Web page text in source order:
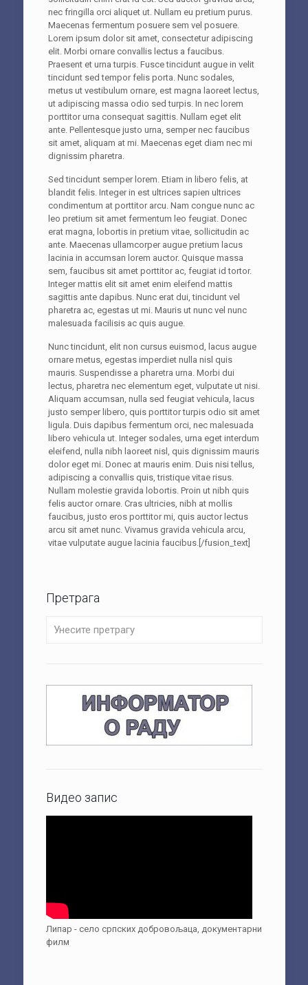
nec fringilla orci aliquet ut. Nullam eu pretium purus.
Maecenas fermentum posuere sem vel posuere.
Lorem ipsum dolor sit amet, consectetur adipiscing
elit. Morbi ornare convallis lectus a faucibus.
Praesent et urna turpis. Fusce tincidunt augue in velit
tincidunt sed tempor felis porta. Nunc sodales,
metus ut vestibulum ornare, est magna laoreet lectus,
ut adipiscing massa odio sed turpis. In nec lorem
porttitor urna consequat sagittis. Nullam eget elit
ante. Pellentesque justo urna, semper nec faucibus
sit amet, aliquam at mi. Maecenas eget diam nec mi
dignissim pharetra.
Sed tincidunt semper lorem. Etiam in libero felis, at
blandit felis. Integer in est ultrices sapien ultrices
condimentum at porttitor arcu. Nam congue nunc ac
leo pretium sit amet fermentum leo feugiat. Donec
erat magna, lobortis in pretium vitae, sollicitudin ac
ante. Maecenas ullamcorper augue pretium lacus
lacinia in accumsan lorem auctor. Quisque massa
sem, faucibus sit amet porttitor ac, feugiat id tortor.
Integer mattis elit sit amet enim eleifend mattis
sagittis ante dapibus. Nunc erat dui, tincidunt vel
pharetra ac, egestas ut mi. Mauris ut nunc vel nunc
malesuada facilisis ac quis augue.
Nunc tincidunt, elit non cursus euismod, lacus augue
ornare metus, egestas imperdiet nulla nisl quis
mauris. Suspendisse a pharetra urna. Morbi dui
lectus, pharetra nec elementum eget, vulputate ut nisi.
Aliquam accumsan, nulla sed feugiat vehicula, lacus
justo semper libero, quis porttitor turpis odio sit amet
ligula. Duis dapibus fermentum orci, nec malesuada
libero vehicula ut. Integer sodales, urna eget interdum
eleifend, nulla nibh laoreet nisl, quis dignissim mauris
dolor eget mi. Donec at mauris enim. Duis nisi tellus,
adipiscing a convallis quis, tristique vitae risus.
Nullam molestie gravida lobortis. Proin ut nibh quis
felis auctor ornare. Cras ultricies, nibh at mollis
faucibus, justo eros porttitor mi, quis auctor lectus
arcu sit amet nunc. Vivamus gravida vehicula arcu,
vitae vulputate augue lacinia faucibus.[/fusion_text]
Претрага
Видео запис
Липар - село српских добровољаца, документарни
филм